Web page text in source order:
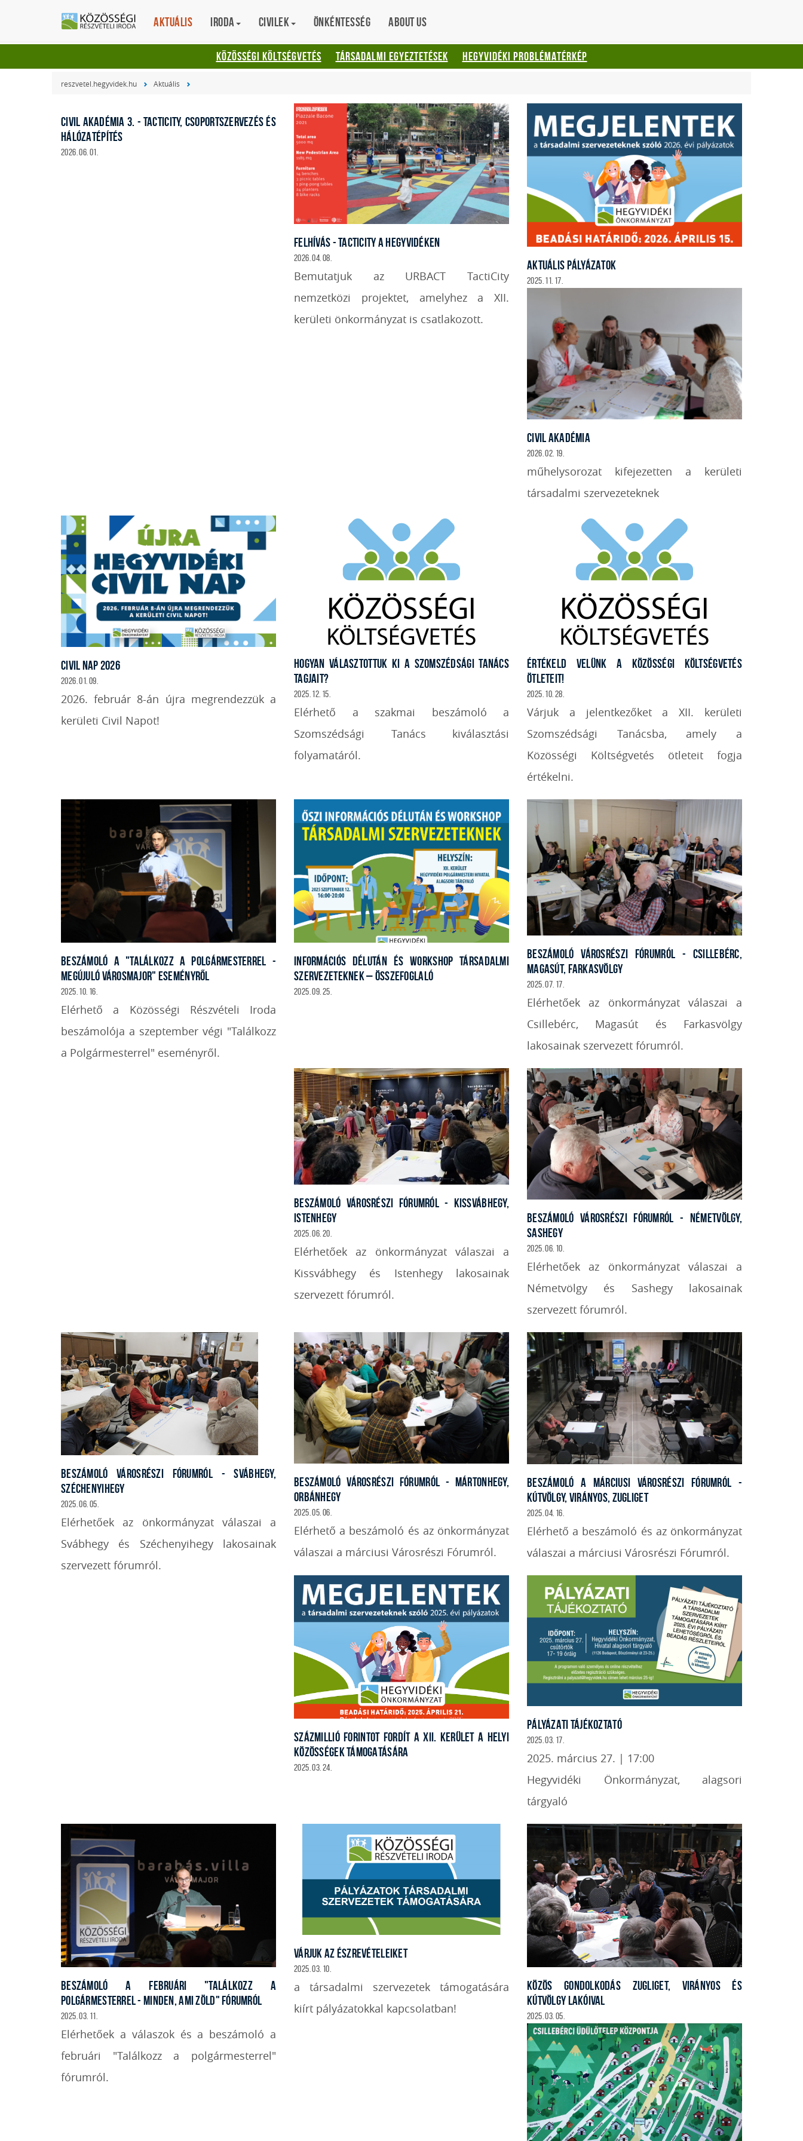
Aktuális Iroda Civilek Önkéntesség About us
KÖZÖSSÉGI KÖLTSÉGVETÉS TÁRSADALMI EGYEZTETÉSEK HEGYVIDÉKI PROBLÉMATÉRKÉP
reszvetel.hegyvidek.hu Aktuális
CIVIL AKADÉMIA 3. - TACTICITY, CSOPORTSZERVEZÉS ÉS
HÁLÓZATÉPÍTÉS
2026. 06. 01.
FELHÍVÁS - TACTICITY A HEGYVIDÉKEN
2026. 04. 08.
Bemutatjuk az URBACT TactiCity
nemzetközi projektet, amelyhez a XII.
kerületi önkormányzat is csatlakozott.
AKTUÁLIS PÁLYÁZATOK
2025. 11. 17.
CIVIL AKADÉMIA
2026. 02. 19.
műhelysorozat kifejezetten a kerületi
társadalmi szervezeteknek
CIVIL NAP 2026
2026. 01. 09.
2026. február 8-án újra megrendezzük a
kerületi Civil Napot!
HOGYAN VÁLASZTOTTUK KI A SZOMSZÉDSÁGI TANÁCS
TAGJAIT?
2025. 12. 15.
Elérhető a szakmai beszámoló a
Szomszédsági Tanács kiválasztási
folyamatáról.
ÉRTÉKELD VELÜNK A KÖZÖSSÉGI KÖLTSÉGVETÉS
ÖTLETEIT!
2025. 10. 28.
Várjuk a jelentkezőket a XII. kerületi
Szomszédsági Tanácsba, amely a
Közösségi Költségvetés ötleteit fogja
értékelni.
BESZÁMOLÓ A "TALÁLKOZZ A POLGÁRMESTERREL -
MEGÚJULÓ VÁROSMAJOR" ESEMÉNYRŐL
2025. 10. 16.
Elérhető a Közösségi Részvételi Iroda
beszámolója a szeptember végi "Találkozz
a Polgármesterrel" eseményről.
INFORMÁCIÓS DÉLUTÁN ÉS WORKSHOP TÁRSADALMI
SZERVEZETEKNEK – ÖSSZEFOGLALÓ
2025. 09. 25.
BESZÁMOLÓ VÁROSRÉSZI FÓRUMRÓL - CSILLEBÉRC,
MAGASÚT, FARKASVÖLGY
2025. 07. 17.
Elérhetőek az önkormányzat válaszai a
Csillebérc, Magasút és Farkasvölgy
lakosainak szervezett fórumról.
BESZÁMOLÓ VÁROSRÉSZI FÓRUMRÓL - KISSVÁBHEGY,
ISTENHEGY
2025. 06. 20.
Elérhetőek az önkormányzat válaszai a
Kissvábhegy és Istenhegy lakosainak
szervezett fórumról.
BESZÁMOLÓ VÁROSRÉSZI FÓRUMRÓL - NÉMETVÖLGY,
SASHEGY
2025. 06. 10.
Elérhetőek az önkormányzat válaszai a
Németvölgy és Sashegy lakosainak
szervezett fórumról.
BESZÁMOLÓ VÁROSRÉSZI FÓRUMRÓL - SVÁBHEGY,
SZÉCHENYIHEGY
2025. 06. 05.
Elérhetőek az önkormányzat válaszai a
Svábhegy és Széchenyihegy lakosainak
szervezett fórumról.
BESZÁMOLÓ VÁROSRÉSZI FÓRUMRÓL - MÁRTONHEGY,
ORBÁNHEGY
2025. 05. 06.
Elérhető a beszámoló és az önkormányzat
válaszai a márciusi Városrészi Fórumról.
BESZÁMOLÓ A MÁRCIUSI VÁROSRÉSZI FÓRUMRÓL -
KÚTVÖLGY, VIRÁNYOS, ZUGLIGET
2025. 04. 16.
Elérhető a beszámoló és az önkormányzat
válaszai a márciusi Városrészi Fórumról.
SZÁZMILLIÓ FORINTOT FORDÍT A XII. KERÜLET A HELYI
KÖZÖSSÉGEK TÁMOGATÁSÁRA
2025. 03. 24.
PÁLYÁZATI TÁJÉKOZTATÓ
2025. 03. 17.
2025. március 27. | 17:00
Hegyvidéki Önkormányzat, alagsori
tárgyaló
BESZÁMOLÓ A FEBRUÁRI "TALÁLKOZZ A
POLGÁRMESTERREL - MINDEN, AMI ZÖLD" FÓRUMRÓL
2025. 03. 11.
Elérhetőek a válaszok és a beszámoló a
februári "Találkozz a polgármesterrel"
fórumról.
VÁRJUK AZ ÉSZREVÉTELEIKET
2025. 03. 10.
a társadalmi szervezetek támogatására
kiírt pályázatokkal kapcsolatban!
KÖZÖS GONDOLKODÁS ZUGLIGET, VIRÁNYOS ÉS
KÚTVÖLGY LAKÓIVAL
2025. 03. 05.